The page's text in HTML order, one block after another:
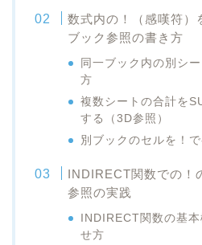
数式内の！（感嘆符）
ブック参照の書き方
同一ブック内の別シ
方
複数シートの合計を
する（3D参照）
別ブックのセルを！
INDIRECT関数での！
参照の実践
INDIRECT関数の基
せ方